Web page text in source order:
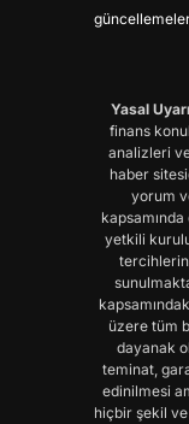
Yasal
finans
analizleri
haber
yorum
kapsamında
yetkili
üzere tüm
dayanak
teminat,
edinilmesi
hiçbir şekil